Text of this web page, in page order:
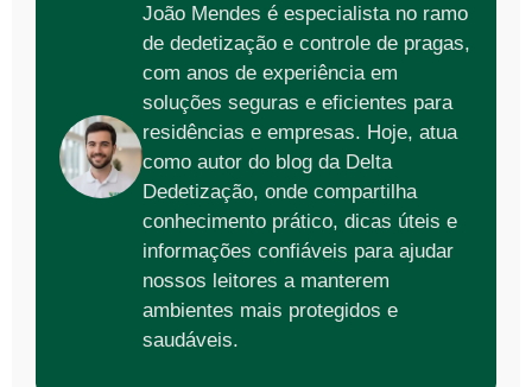
João Mendes é especialista no ramo
de dedetização e controle de pragas,
com anos de experiência em
soluções seguras e eficientes para
residências e empresas. Hoje, atua
como autor do blog da Delta
Dedetização, onde compartilha
conhecimento prático, dicas úteis e
informações confiáveis para ajudar
nossos leitores a manterem
ambientes mais protegidos e
saudáveis.